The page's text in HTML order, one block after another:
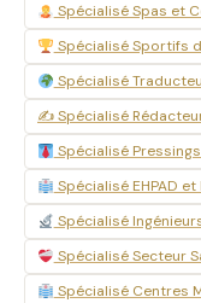
Spécialisé Spas et
Spécialisé Sportifs
Spécialisé
✍️ Spécialisé
Spécialisé
Spécialisé EHPAD
Spécialisé
Spécialisé Secteur
Spécialisé Centres